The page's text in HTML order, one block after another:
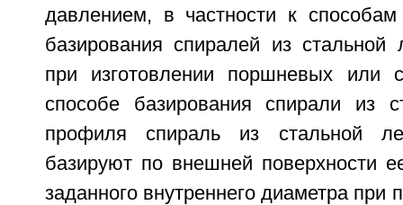
давлением, в частности к
базирования спиралей из
при изготовлении поршневых или
способе базирования спирали из
профиля спираль из стальной
базируют по внешней поверхности
заданного внутреннего диаметра при